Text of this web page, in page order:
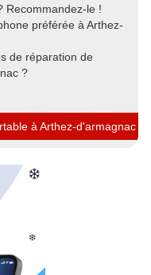
Recommandez-le !
préférée à Arthez-
de réparation de
?
à Arthez-d'armagnac